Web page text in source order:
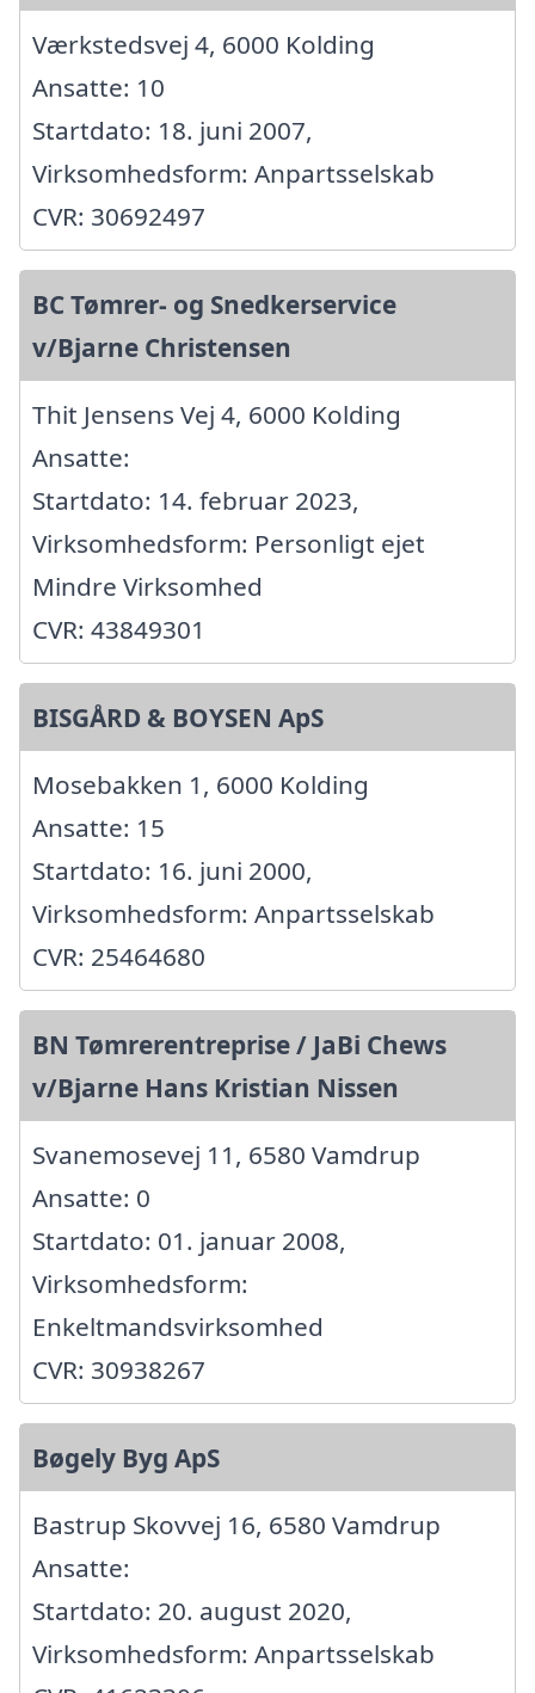
Værkstedsvej 4, 6000 Kolding
Ansatte: 10
Startdato: 18. juni 2007,
Virksomhedsform: Anpartsselskab
CVR: 30692497
BC Tømrer- og Snedkerservice
v/Bjarne Christensen
Thit Jensens Vej 4, 6000 Kolding
Ansatte:
Startdato: 14. februar 2023,
Virksomhedsform: Personligt ejet
Mindre Virksomhed
CVR: 43849301
BISGÅRD & BOYSEN ApS
Mosebakken 1, 6000 Kolding
Ansatte: 15
Startdato: 16. juni 2000,
Virksomhedsform: Anpartsselskab
CVR: 25464680
BN Tømrerentreprise / JaBi Chews
v/Bjarne Hans Kristian Nissen
Svanemosevej 11, 6580 Vamdrup
Ansatte: 0
Startdato: 01. januar 2008,
Virksomhedsform:
Enkeltmandsvirksomhed
CVR: 30938267
Bøgely Byg ApS
Bastrup Skovvej 16, 6580 Vamdrup
Ansatte:
Startdato: 20. august 2020,
Virksomhedsform: Anpartsselskab